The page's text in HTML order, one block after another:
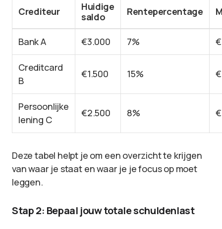
Crediteur
Huidige
saldo
Rentepercentage
Bank A €3.000 7%
Creditcard
B
€1.500 15%
Persoonlijke
lening C
€2.500 8%
Deze tabel helpt je om een overzicht te krijgen
van waar je staat en waar je je focus op moet
leggen.
Stap 2: Bepaal jouw totale schuldenlast